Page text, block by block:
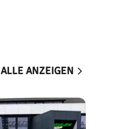
ALLE ANZEIGEN